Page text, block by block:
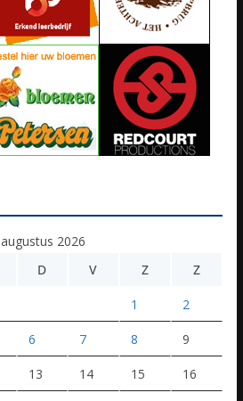
augustus 2026
D V Z Z
1 2
6 7 8 9
13 14 15 16